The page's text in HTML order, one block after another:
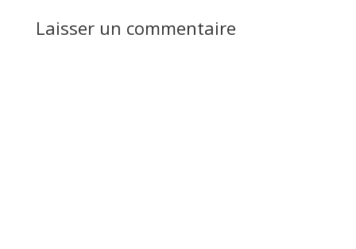
Laisser un commentaire